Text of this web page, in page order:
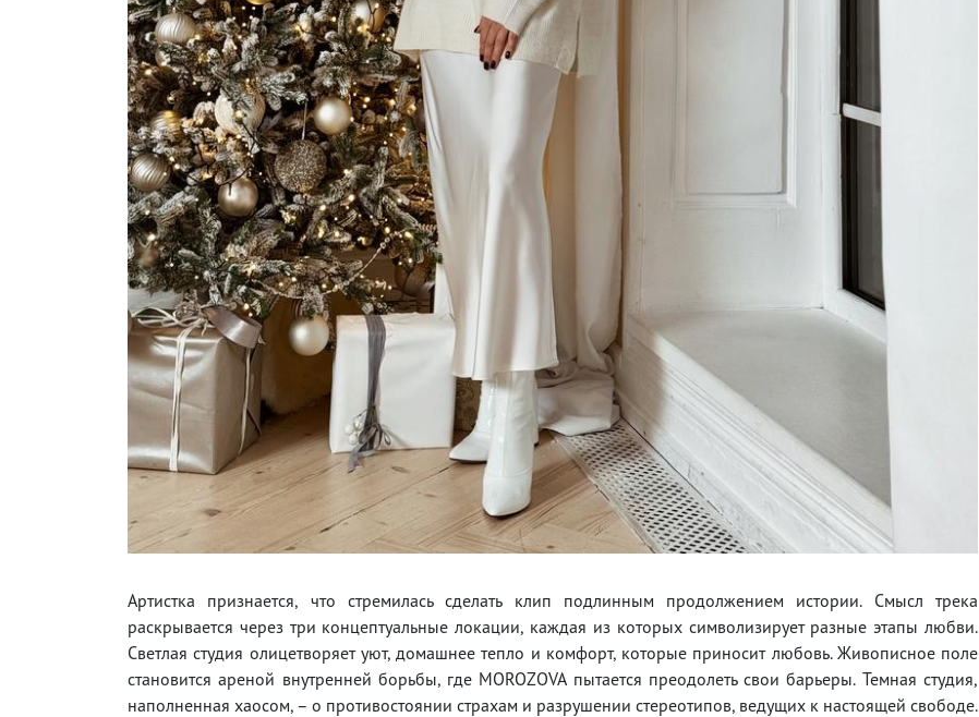
Артистка признается, что стремилась сделать клип подлинным продолжением истории. Смысл трека
раскрывается через три концептуальные локации, каждая из которых символизирует разные этапы любви.
Светлая студия олицетворяет уют, домашнее тепло и комфорт, которые приносит любовь. Живописное поле
становится ареной внутренней борьбы, где MOROZOVA пытается преодолеть свои барьеры. Темная студия,
наполненная хаосом, – о противостоянии страхам и разрушении стереотипов, ведущих к настоящей свободе.